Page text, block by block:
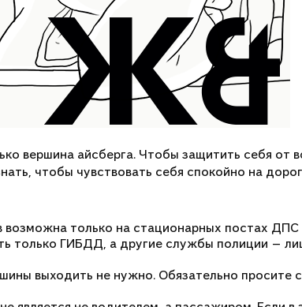
вершина айсберга. Чтобы защитить себя
чтобы чувствовать себя спокойно на
только на стационарных постах ДПС
только ГИБДД, а другие службы полиции —
выходить не нужно. Обязательно просите